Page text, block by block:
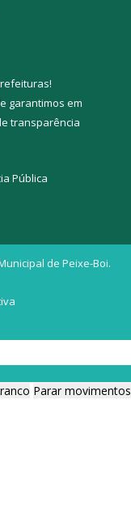
!
garantimos em
transparência
Pública
de Peixe-Boi.
Parar movimentos